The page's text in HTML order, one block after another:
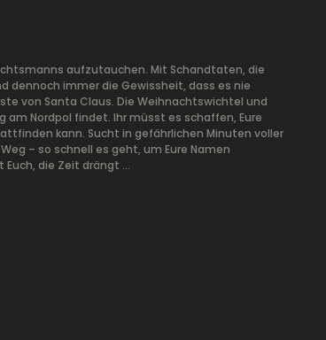
aufzutauchen. Mit Schandtaten, die
dennoch immer die Gewissheit, dass es nie
von Santa Claus. Die Weihnachtswichtel und
am Nordpol findet. Ihr müsst es schaffen, Eure
kann. Sucht in gefährlichen Minuten voller
– so schnell es geht, um Eure Namen
Euch, die Zeit drängt …